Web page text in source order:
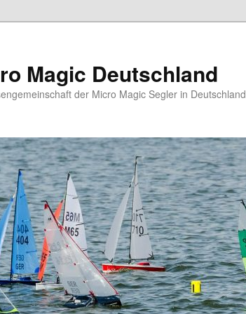
Magic Deutschland
der Micro Magic Segler in Deutschland